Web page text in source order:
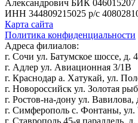
Александрович БИК 046015207
ИНН 344809215025 р/с
Карта сайта
Политика конфиденциальности
Адреса филиалов:
г. Сочи ул. Батумское шоссе, д.
г. Адлер ул. Авиационная 3/1В
г. Краснодар а. Хатукай, ул.
г. Новороссийск ул. Золотая
г. Ростов-на-дону ул. Вавилова,
г. Симферополь с. Фонтаны, ул.
г. Ставрополь 45-я параллель,